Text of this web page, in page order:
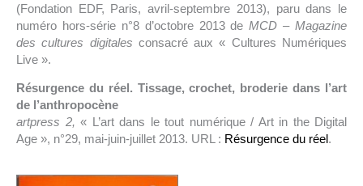
(Fondation EDF, Paris, avril-septembre 2013), paru dans le
numéro hors-série n°8 d’octobre 2013 deMCD – Magazine
des cultures digitales consacré aux « Cultures Numériques
Live ».
Résurgence du réel. Tissage, crochet, broderie dans l’art
de l’anthropocène
artpress 2, « L’art dans le tout numérique / Art in the Digital
Age », n°29, mai-juin-juillet 2013. URL : Résurgence du réel.